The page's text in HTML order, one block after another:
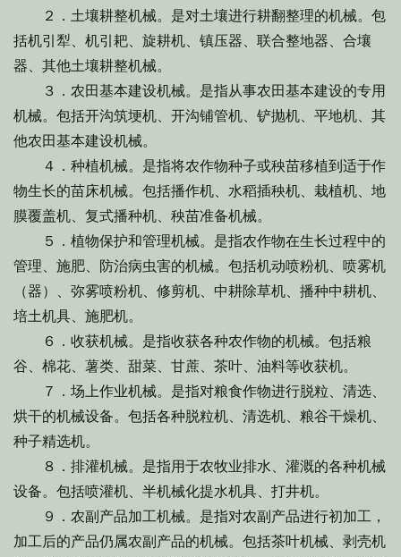
２．土壤耕整机械。是对土壤进行耕翻整理的机械。包
括机引犁、机引耙、旋耕机、镇压器、联合整地器、合壤
器、其他土壤耕整机械。
３．农田基本建设机械。是指从事农田基本建设的专用
机械。包括开沟筑埂机、开沟铺管机、铲抛机、平地机、其
他农田基本建设机械。
４．种植机械。是指将农作物种子或秧苗移植到适于作
物生长的苗床机械。包括播作机、水稻插秧机、栽植机、地
膜覆盖机、复式播种机、秧苗准备机械。
５．植物保护和管理机械。是指农作物在生长过程中的
管理、施肥、防治病虫害的机械。包括机动喷粉机、喷雾机
（器）、弥雾喷粉机、修剪机、中耕除草机、播种中耕机、
培土机具、施肥机。
６．收获机械。是指收获各种农作物的机械。包括粮
谷、棉花、薯类、甜菜、甘蔗、茶叶、油料等收获机。
７．场上作业机械。是指对粮食作物进行脱粒、清选、
烘干的机械设备。包括各种脱粒机、清选机、粮谷干燥机、
种子精选机。
８．排灌机械。是指用于农牧业排水、灌溉的各种机械
设备。包括喷灌机、半机械化提水机具、打井机。
９．农副产品加工机械。是指对农副产品进行初加工，
加工后的产品仍属农副产品的机械。包括茶叶机械、剥壳机